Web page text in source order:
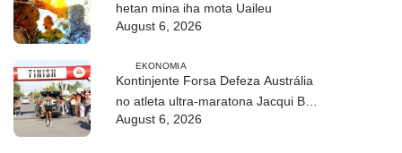
hetan mina iha mota Uaileu
August 6, 2026
EKONOMIA
Kontinjente Forsa Defeza Austrália
no atleta ultra-maratona Jacqui Bell
partisipa DIM 2026
August 6, 2026